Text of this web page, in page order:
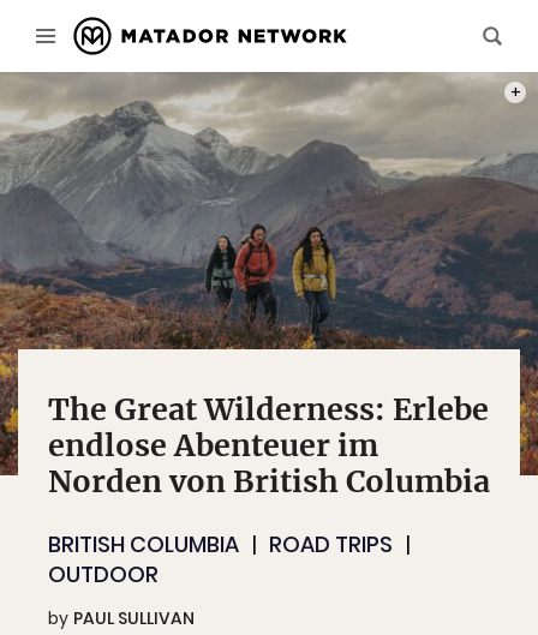
The Great Wilderness: Erlebe
endlose Abenteuer im
Norden von British Columbia
BRITISH COLUMBIA
ROAD TRIPS
OUTDOOR
by PAUL SULLIVAN